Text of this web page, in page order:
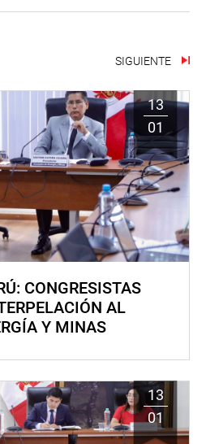
SIGUIENTE
13
01
CONGRESISTAS
AL
Y MINAS
13
01